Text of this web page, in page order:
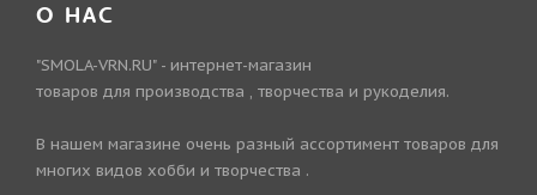
О НАС
"SMOLA-VRN.RU" - интернет-магазин
товаров для производства , творчества и рукоделия.
В нашем магазине очень разный ассортимент товаров для
многих видов хобби и творчества .